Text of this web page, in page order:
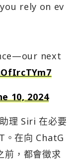
rely on ev
next
10, 2024
理 Siri 在必要
。在向 ChatG
前，都會徵求